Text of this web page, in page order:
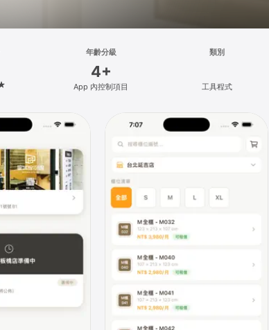
年齡分級
4+
App 內控制項目
類別
工具程式